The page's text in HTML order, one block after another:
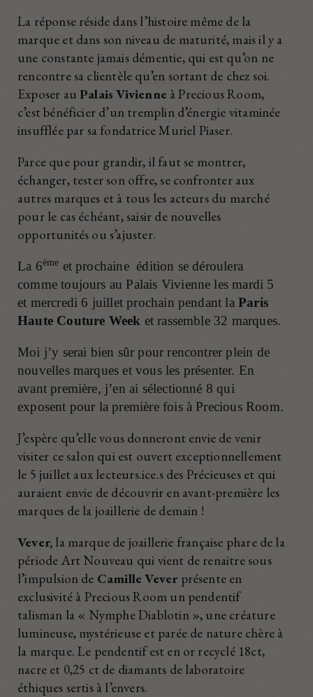
La réponse réside dans l’histoire même de la
marque et dans son niveau de maturité, mais il y a
une constante jamais démentie, qui est qu’on ne
rencontre sa clientèle qu’en sortant de chez soi.
Exposer auPalais Vivienneà Precious Room,
c’est bénéficier d’un tremplin d’énergie vitaminée
insufflée par sa fondatrice Muriel Piaser.
Parce que pour grandir, il faut se montrer,
échanger, tester son offre, se confronter aux
autres marques et à tous les acteurs du marché
pour le cas échéant, saisir de nouvelles
opportunités ou s’ajuster.
La 6ème et prochaine édition se déroulera
comme toujours au Palais Vivienne les mardi 5
et mercredi 6 juillet prochain pendant la Paris
Haute Couture Week et rassemble 32 marques.
Moi j’y serai bien sûr pour rencontrer plein de
nouvelles marques et vous les présenter. En
avant première, j’en ai sélectionné 8 qui
exposent pour la première fois à Precious Room.
J’espère qu’elle vous donneront envie de venir
visiter ce salon qui est ouvert exceptionnellement
le 5 juillet aux lecteurs.ice.s des Précieuses et qui
auraient envie de découvrir en avant-première les
marques de la joaillerie de demain !
Vever, la marque de joaillerie française phare de la
période Art Nouveau qui vient de renaitre sous
l’impulsion de Camille Vever présente en
exclusivité à Precious Room un pendentif
talisman la « Nymphe Diablotin », une créature
lumineuse, mystérieuse et parée de nature chère à
la marque. Le pendentif est en or recyclé 18ct,
nacre et 0,25 ct de diamants de laboratoire
éthiques sertis à l’envers.